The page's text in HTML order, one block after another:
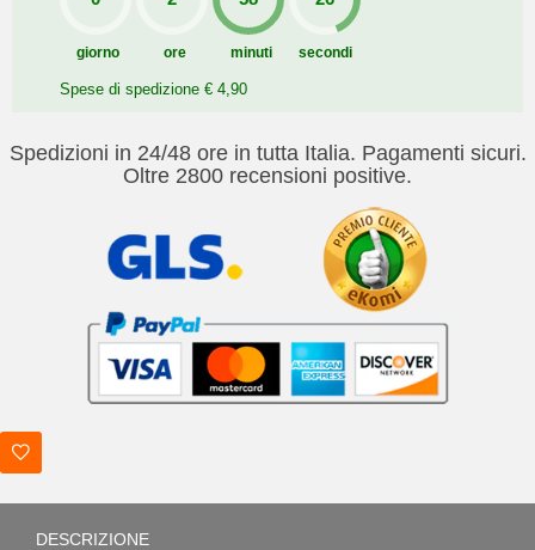
giorno ore minuti secondi
Spese di spedizione € 4,90
Spedizioni in 24/48 ore in tutta Italia. Pagamenti sicuri.
Oltre 2800 recensioni positive.
DESCRIZIONE